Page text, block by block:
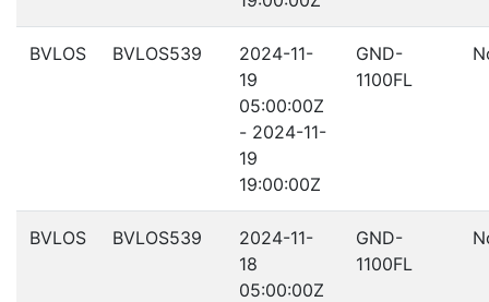
BVLOS BVLOS539
2024-11-
19
05:00:00Z
- 2024-11-
19
19:00:00Z
GND-
1100FL
BVLOS BVLOS539
2024-11-
18
05:00:00Z
GND-
1100FL